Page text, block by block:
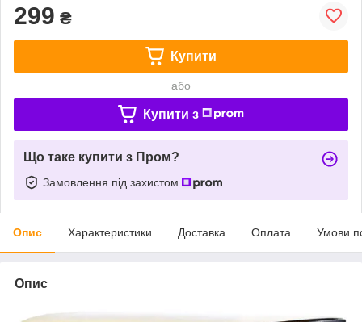
299 ₴
Купити
або
Купити з
Що таке купити з Пром?
Замовлення під захистом
Опис Характеристики Доставка Оплата Умови
Опис